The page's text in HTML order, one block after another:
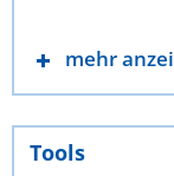
mehr
Tools